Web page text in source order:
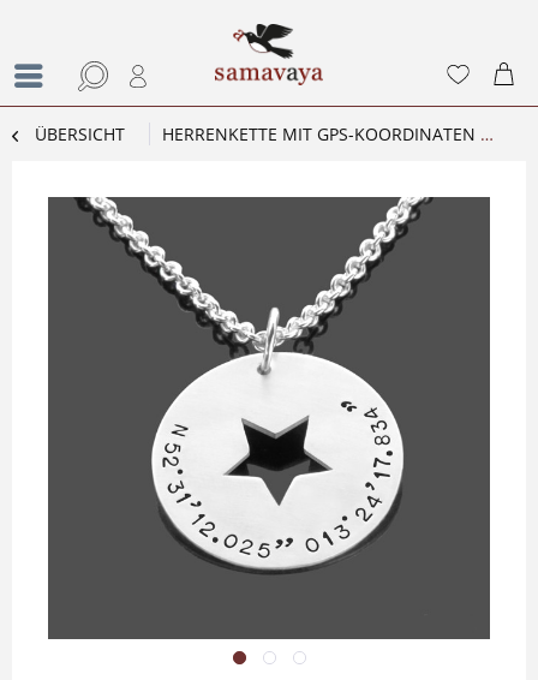
ÜBERSICHT HERRENKETTE MIT GPS-KOORDINATEN GEO MEN STAR 925 SILBERKETTE FÜR MÄNNER